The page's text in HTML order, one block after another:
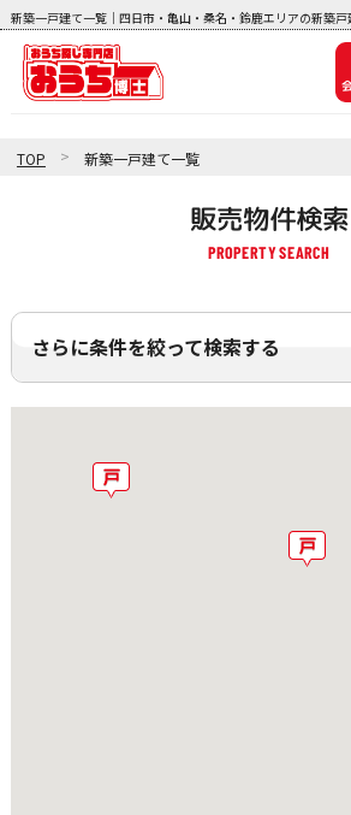
TOP > 新築一戸建て一覧
販売物件検索
さらに条件を絞って検索する